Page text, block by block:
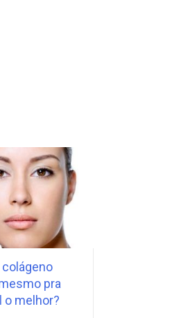
pra
o melhor?